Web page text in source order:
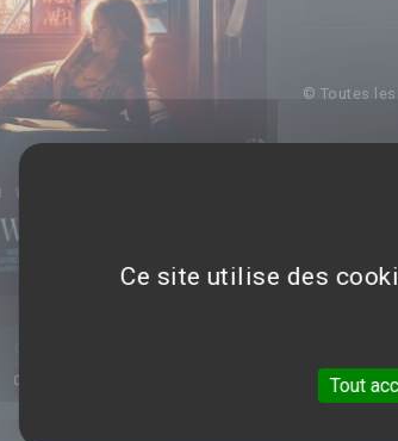
0%
© Toutes
Ce site utilise des
Tout